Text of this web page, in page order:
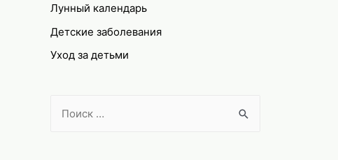
Лунный календарь
Детские заболевания
Уход за детьми